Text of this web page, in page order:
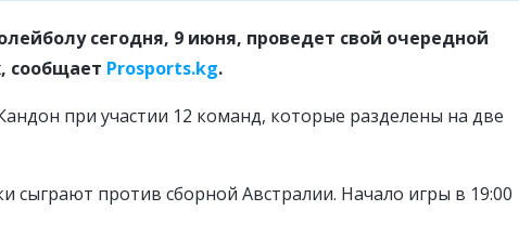
сегодня, 9 июня, проведет свой очередной
сообщает Prosports.kg.
при участии 12 команд, которые разделены на две
сыграют против сборной Австралии. Начало игры в 19:00